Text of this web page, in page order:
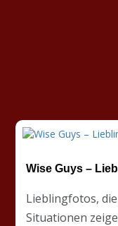
Wise Guys –
Lieblingfotos,
Situationen